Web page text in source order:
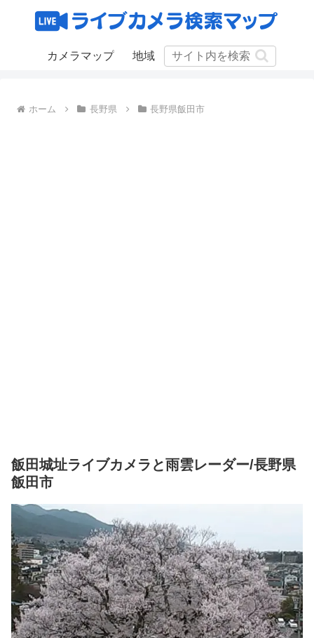
カメラマップ 地域
ホーム 長野県 長野県飯田市
飯田城址ライブカメラと雨雲レーダー/長野県
飯田市